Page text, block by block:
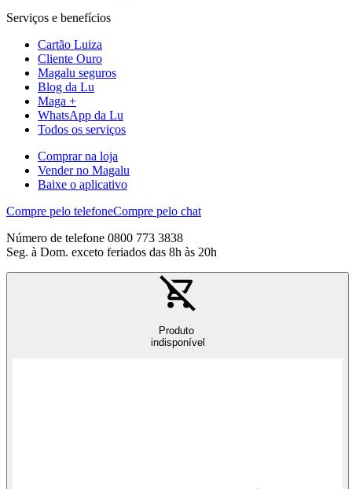
Serviços e benefícios
Cartão Luiza
Cliente Ouro
Magalu seguros
Blog da Lu
Maga +
WhatsApp da Lu
Todos os serviços
Comprar na loja
Vender no Magalu
Baixe o aplicativo
Compre pelo telefoneCompre pelo chat
Número de telefone 0800 773 3838
Seg. à Dom. exceto feriados das 8h às 20h
Produto
indisponível